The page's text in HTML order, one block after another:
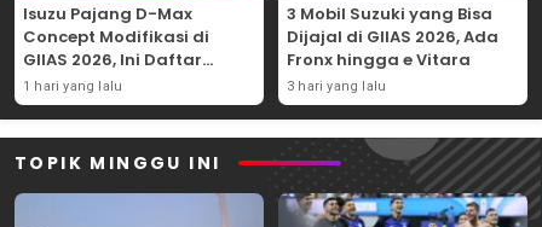
Isuzu Pajang D-Max
Concept Modifikasi di
GIIAS 2026, Ini Daftar
Ubahannya
1 hari yang lalu
3 Mobil Suzuki yang Bisa
Dijajal di GIIAS 2026, Ada
Fronx hingga e Vitara
3 hari yang lalu
TOPIK MINGGU INI